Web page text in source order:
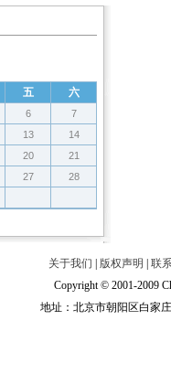
五 六
6
7
13
14
20
21
27
28
关于我们 版权声明
联
Copyright © 2001-2009
地址：北京市朝阳区白家